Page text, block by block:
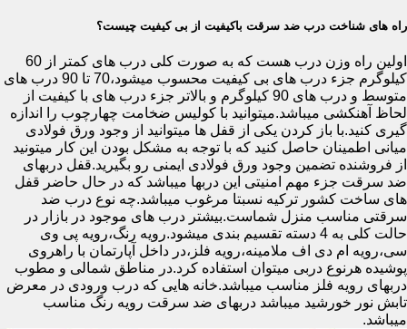
راه های شناخت درب ضد سرقت باکیفیت از بی کیفیت چیست؟
اولین راه وزن درب هست که به صورت کلی درب های کمتر از 60
کیلوگرم جزء درب های بی کیفیت محسوب میشود،70 تا 90 درب های
متوسط و درب های 90 کیلوگرم و بالاتر جزء درب های با کیفیت از
لحاظ آهنکشی میباشد.میتوانید با کولیس ضخامت چهارچوب را اندازه
گیری کنید.با باز کردن یکی از قفل ها میتوانید از وجود ورق فولادی
میانی اطمینان حاصل کنید که با توجه به مشکل بودن این کار میتونید
از فروشنده تضمین وجود ورق فولادی ایمنی رو بگیرید.قفل دربهای
ضد سرقت جزء مهم امنیتی این دربها میباشد که در حال حاضر قفل
های ساخت کشور ترکیه نسبتا مرغوب میباشد.چه نوع درب ضد
سرقتی مناسب منزل شماست.بیشتر درب های موجود در بازار در
حالت کلی به 4 دسته تقسیم بندی میشود.رویه رنگ،رویه پی وی
سی،رویه ام دی اف ملامینه،رویه فلز،در داخل آپارتمان با راهروی
پوشیده هرنوع دربی میتوان استفاده کرد.در مناطق شمالی و مطوب
دربهای رویه فلز مناسب میباشد.خانه هایی که درب ورودی در معرض
تابش نور خورشید میباشد دربهای ضد سرقت رویه رنگ مناسب
میباشد.